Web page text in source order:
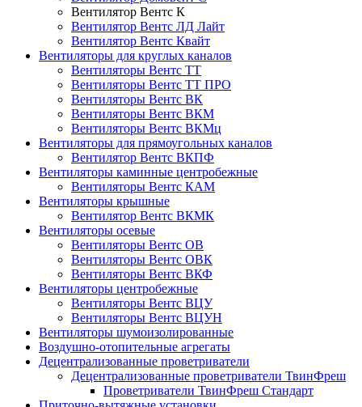
Вентилятор Вентс К
Вентилятор Вентс ЛД Лайт
Вентилятор Вентс Квайт
Вентиляторы для круглых каналов
Вентиляторы Вентс ТТ
Вентиляторы Вентс ТТ ПРО
Вентиляторы Вентс ВК
Вентиляторы Вентс ВКМ
Вентиляторы Вентс ВКМц
Вентиляторы для прямоугольных каналов
Вентилятор Вентс ВКПФ
Вентиляторы каминные центробежные
Вентиляторы Вентс КАМ
Вентиляторы крышные
Вентилятор Вентс ВКМК
Вентиляторы осевые
Вентиляторы Вентс ОВ
Вентиляторы Вентс ОВК
Вентиляторы Вентс ВКФ
Вентиляторы центробежные
Вентиляторы Вентс ВЦУ
Вентиляторы Вентс ВЦУН
Вентиляторы шумоизолированные
Воздушно-отопительные агрегаты
Децентрализованные проветриватели
Децентрализованные проветриватели ТвинФреш
Проветриватели ТвинФреш Стандарт